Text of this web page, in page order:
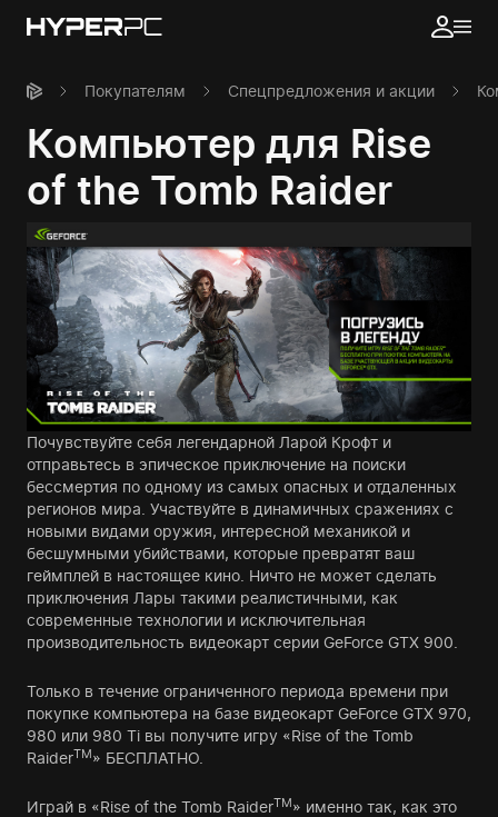
Покупателям Спецпредложения и акции
Компьютер для Rise
of the Tomb Raider
Почувствуйте себя легендарной Ларой Крофт и
отправьтесь в эпическое приключение на поиски
бессмертия по одному из самых опасных и отдаленных
регионов мира. Участвуйте в динамичных сражениях с
новыми видами оружия, интересной механикой и
бесшумными убийствами, которые превратят ваш
геймплей в настоящее кино. Ничто не может сделать
приключения Лары такими реалистичными, как
современные технологии и исключительная
производительность видеокарт серии GeForce GTX 900.
Только в течение ограниченного периода времени при
покупке компьютера на базе видеокарт GeForce GTX 970,
980 или 980 Ti вы получите игру «Rise of the Tomb
RaiderTM» БЕСПЛАТНО.
Играй в «Rise of the Tomb RaiderTM» именно так, как это